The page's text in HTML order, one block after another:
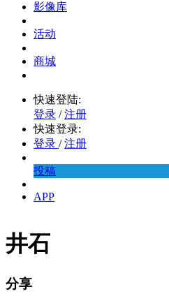
影像库
活动
商城
快速登陆:
登录 / 注册
快速登录:
登录 / 注册
投稿
APP
井石
分享